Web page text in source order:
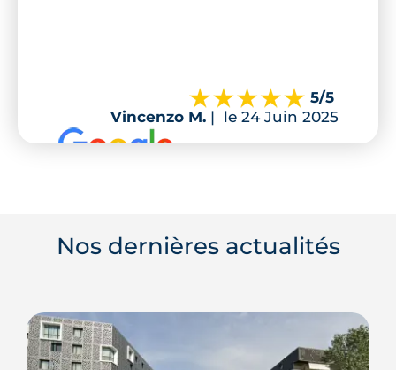
5/5
Vincenzo M. | le 24 Juin 2025
Nos dernières actualités